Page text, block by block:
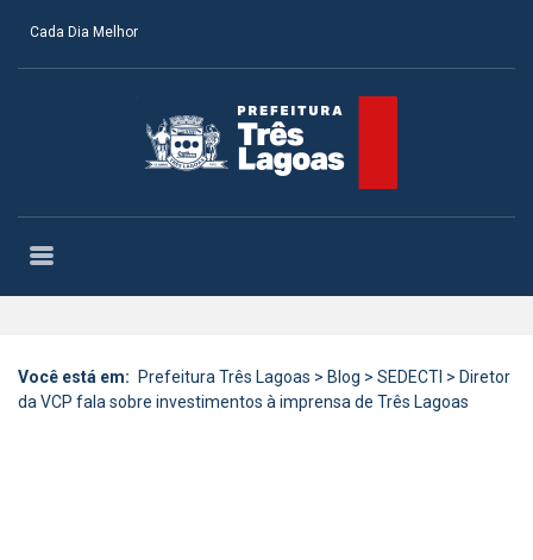
Cada Dia Melhor
Você está em: Prefeitura Três Lagoas > Blog > SEDECTI > Diretor
da VCP fala sobre investimentos à imprensa de Três Lagoas